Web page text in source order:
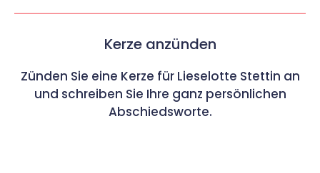
Kerze anzünden
Zünden Sie eine Kerze für Lieselotte Stettin an
und schreiben Sie Ihre ganz persönlichen
Abschiedsworte.